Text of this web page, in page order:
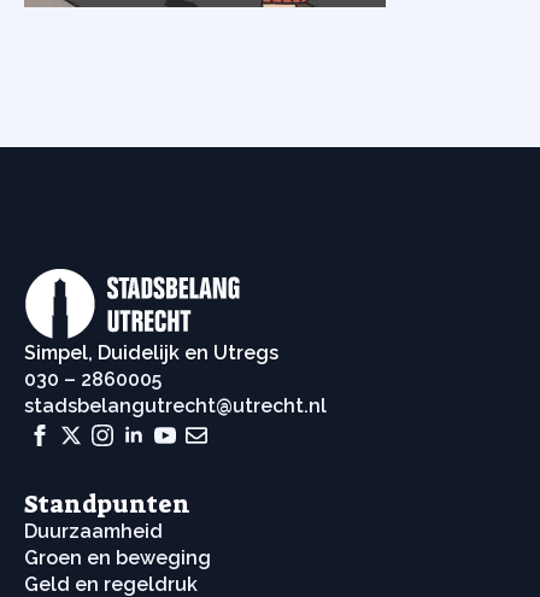
Simpel, Duidelijk en Utregs
030 – 2860005
stadsbelangutrecht@utrecht.nl
Standpunten
Duurzaamheid
Groen en beweging
Geld en regeldruk